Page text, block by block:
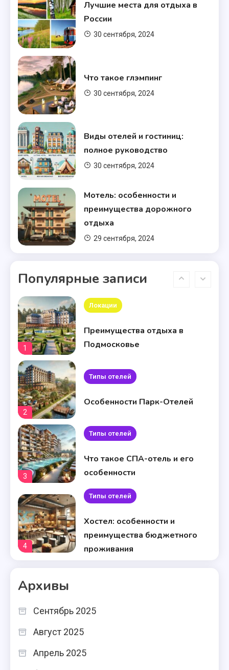
Лучшие места для отдыха в
России
30 сентября, 2024
Что такое глэмпинг
30 сентября, 2024
Виды отелей и гостиниц:
полное руководство
30 сентября, 2024
Мотель: особенности и
преимущества дорожного
отдыха
29 сентября, 2024
Популярные записи
7
Виды отелей и гостиниц:
полное руководство
8
9
России
Типы отелей
загородный отель в России: на
1
Локации
Преимущества отдыха в
Подмосковье
2
Типы отелей
Особенности Парк-Отелей
3
Типы отелей
Что такое СПА-отель и его
особенности
4
Типы отелей
Хостел: особенности и
преимущества бюджетного
проживания
Мотель: особенности и
Архивы
Сентябрь 2025
Август 2025
Апрель 2025